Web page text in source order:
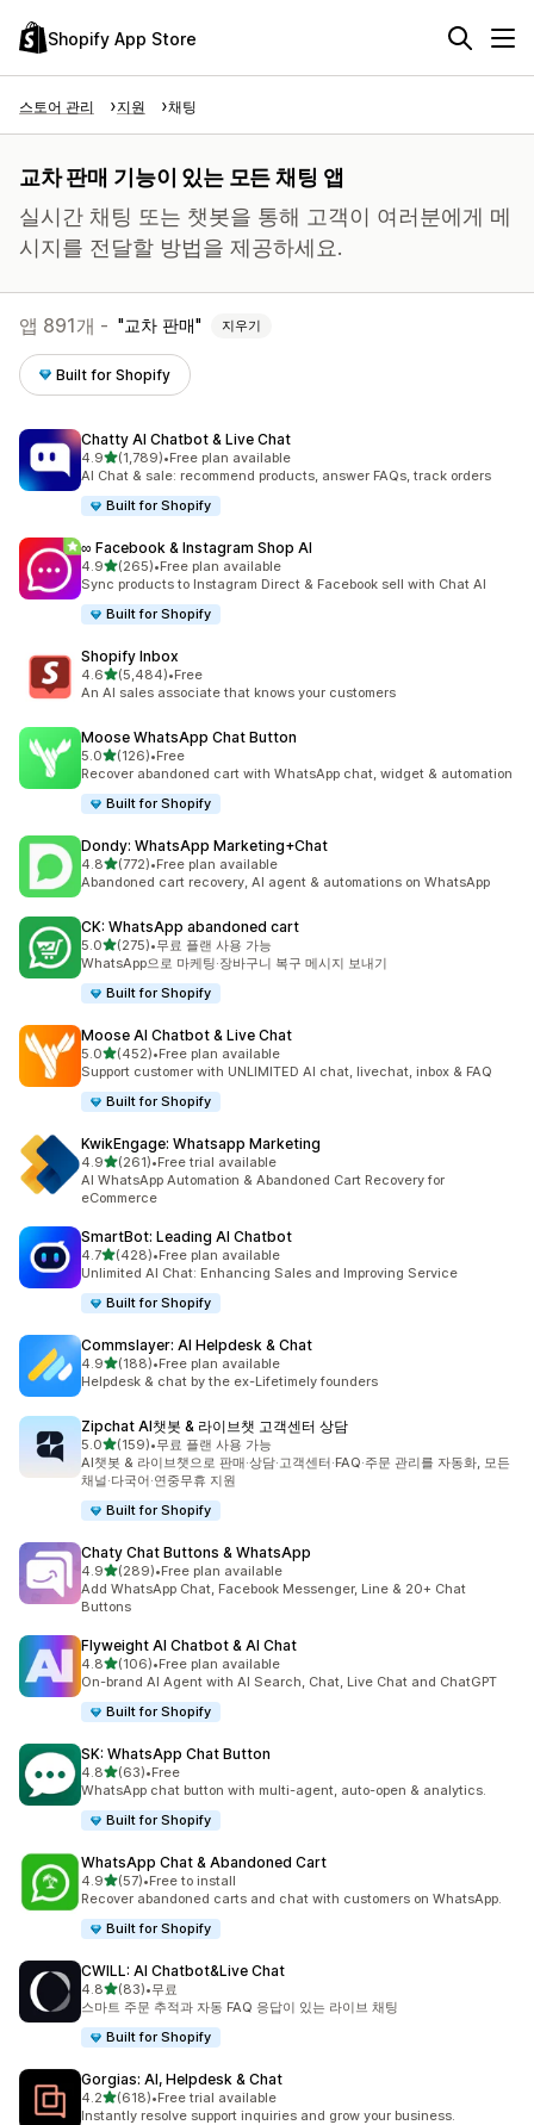
Shopify App Store
스토어 관리 지원 채팅
교차 판매 기능이 있는 모든 채팅 앱
실시간 채팅 또는 챗봇을 통해 고객이 여러분에게 메
시지를 전달할 방법을 제공하세요.
앱 891개 - 교차 판매 지우기
Built for Shopify
Chatty AI Chatbot & Live Chat
4.9별 5개 중
(1,789)
총 리뷰 1789개
•Free plan available
AI Chat & sale: recommend products, answer FAQs, track orders
Built for Shopify
∞ Facebook & Instagram Shop AI
4.9별 5개 중
(265)
총 리뷰 265개
•Free plan available
Sync products to Instagram Direct & Facebook sell with Chat AI
Built for Shopify
Shopify Inbox
4.6별 5개 중
(5,484)
총 리뷰 5484개
•Free
An AI sales associate that knows your customers
Moose WhatsApp Chat Button
5.0별 5개 중
(126)
총 리뷰 126개
•Free
Recover abandoned cart with WhatsApp chat, widget & automation
Built for Shopify
Dondy: WhatsApp Marketing+Chat
4.8별 5개 중
(772)
총 리뷰 772개
•Free plan available
Abandoned cart recovery, AI agent & automations on WhatsApp
CK: WhatsApp abandoned cart
5.0별 5개 중
(275)
총 리뷰 275개
•무료 플랜 사용 가능
WhatsApp으로 마케팅·장바구니 복구 메시지 보내기
Built for Shopify
Moose AI Chatbot & Live Chat
5.0별 5개 중
(452)
총 리뷰 452개
•Free plan available
Support customer with UNLIMITED AI chat, livechat, inbox & FAQ
Built for Shopify
KwikEngage: Whatsapp Marketing
4.9별 5개 중
(261)
총 리뷰 261개
•Free trial available
AI WhatsApp Automation & Abandoned Cart Recovery for
eCommerce
SmartBot: Leading AI Chatbot
4.7별 5개 중
(428)
총 리뷰 428개
•Free plan available
Unlimited AI Chat: Enhancing Sales and Improving Service
Built for Shopify
Commslayer: AI Helpdesk & Chat
4.9별 5개 중
(188)
총 리뷰 188개
•Free plan available
Helpdesk & chat by the ex-Lifetimely founders
Zipchat AI챗봇 & 라이브챗 고객센터 상담
5.0별 5개 중
(159)
총 리뷰 159개
•무료 플랜 사용 가능
AI챗봇 & 라이브챗으로 판매·상담·고객센터·FAQ·주문 관리를 자동화, 모든
채널·다국어·연중무휴 지원
Built for Shopify
Chaty Chat Buttons & WhatsApp
4.9별 5개 중
(289)
총 리뷰 289개
•Free plan available
Add WhatsApp Chat, Facebook Messenger, Line & 20+ Chat
Buttons
Flyweight AI Chatbot & AI Chat
4.8별 5개 중
(106)
총 리뷰 106개
•Free plan available
On-brand AI Agent with AI Search, Chat, Live Chat and ChatGPT
Built for Shopify
SK: WhatsApp Chat Button
4.8별 5개 중
(63)
총 리뷰 63개
•Free
WhatsApp chat button with multi-agent, auto-open & analytics.
Built for Shopify
WhatsApp Chat & Abandoned Cart
4.9별 5개 중
(57)
총 리뷰 57개
•Free to install
Recover abandoned carts and chat with customers on WhatsApp.
Built for Shopify
CWILL: AI Chatbot&Live Chat
4.8별 5개 중
(83)
총 리뷰 83개
•무료
스마트 주문 추적과 자동 FAQ 응답이 있는 라이브 채팅
Built for Shopify
Gorgias: AI, Helpdesk & Chat
4.2별 5개 중
(618)
총 리뷰 618개
•Free trial available
Instantly resolve support inquiries and grow your business.